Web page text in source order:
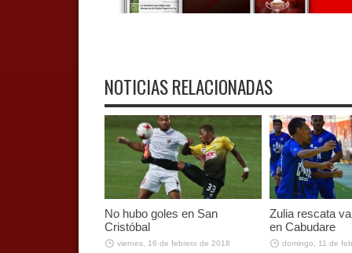
NOTICIAS RELACIONADAS
No hubo goles en San
Cristóbal
viernes, 16 de febrero de 2018
Zulia rescata
en Cabudare
domingo, 11 de